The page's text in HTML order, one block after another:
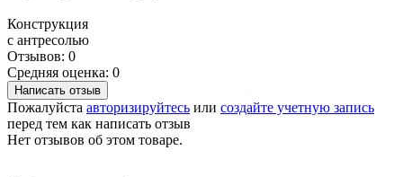
Конструкция
с антресолью
Отзывов: 0
Средняя оценка: 0
Написать отзыв
Пожалуйста авторизируйтесь или создайте учетную запись
перед тем как написать отзыв
Нет отзывов об этом товаре.